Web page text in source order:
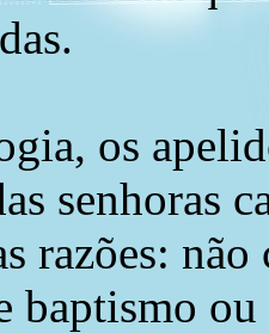
os
senhoras
razões:
baptismo